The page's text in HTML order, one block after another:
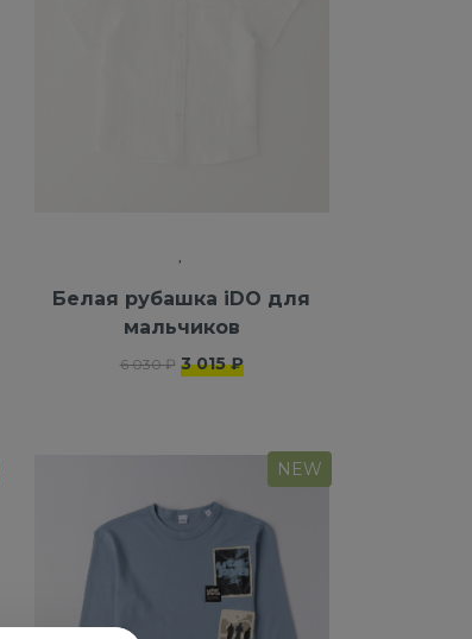
Белая рубашка iDO для
мальчиков
6 030 ₽ 3 015 ₽
NEW